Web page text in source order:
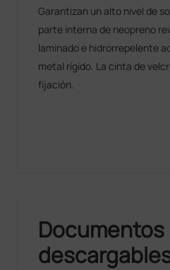
Garantizan un alto nivel de
parte interna de neopreno
laminado e hidrorrepelente
metal rígido. La cinta de
fijación.
Documentos